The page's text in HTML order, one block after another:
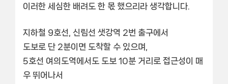
이러한 세심한 배려도 한 몫 했으리라 생각합니다.
지하철 9호선, 신림선 샛강역 2번 출구에서
도보로 단 2분이면 도착할 수 있으며,
5호선 여의도역에서도 도보 10분 거리로 접근성이 매
우 뛰어나서